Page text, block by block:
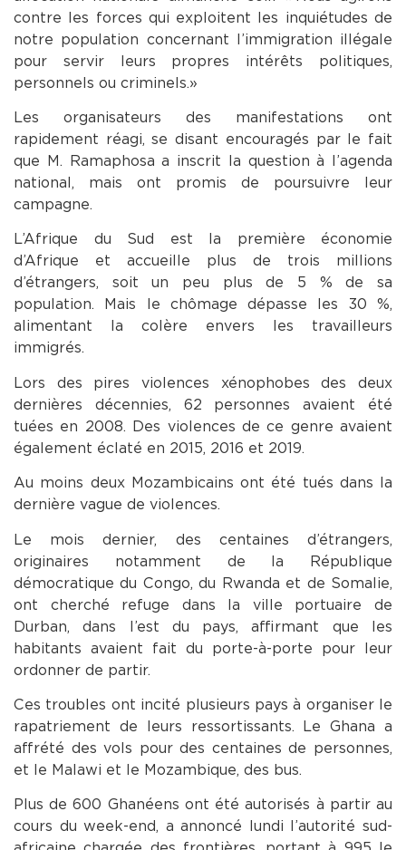
contre les forces qui exploitent les inquiétudes de
notre population concernant l’immigration illégale
pour servir leurs propres intérêts politiques,
personnels ou criminels. »
Les organisateurs des manifestations ont
rapidement réagi, se disant encouragés par le fait
que M. Ramaphosa a inscrit la question à l’agenda
national, mais ont promis de poursuivre leur
campagne.
L’Afrique du Sud est la première économie
d’Afrique et accueille plus de trois millions
d’étrangers, soit un peu plus de 5 % de sa
population. Mais le chômage dépasse les 30 %,
alimentant la colère envers les travailleurs
immigrés.
Lors des pires violences xénophobes des deux
dernières décennies, 62 personnes avaient été
tuées en 2008. Des violences de ce genre avaient
également éclaté en 2015, 2016 et 2019.
Au moins deux Mozambicains ont été tués dans la
dernière vague de violences.
Le mois dernier, des centaines d’étrangers,
originaires notamment de la République
démocratique du Congo, du Rwanda et de Somalie,
ont cherché refuge dans la ville portuaire de
Durban, dans l’est du pays, affirmant que les
habitants avaient fait du porte-à-porte pour leur
ordonner de partir.
Ces troubles ont incité plusieurs pays à organiser le
rapatriement de leurs ressortissants. Le Ghana a
affrété des vols pour des centaines de personnes,
et le Malawi et le Mozambique, des bus.
Plus de 600 Ghanéens ont été autorisés à partir au
cours du week-end, a annoncé lundi l’autorité sud-